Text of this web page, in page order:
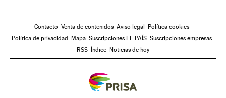
Contacto Venta de contenidos Aviso legal
Política cookies
Política de privacidad
Mapa Suscripciones EL PAÍS Suscripciones empresas
RSS
Índice Noticias de hoy